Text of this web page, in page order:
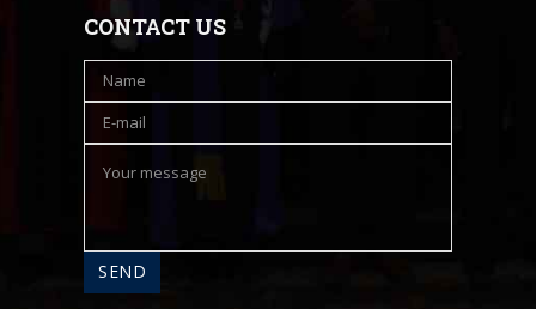
CONTACT US